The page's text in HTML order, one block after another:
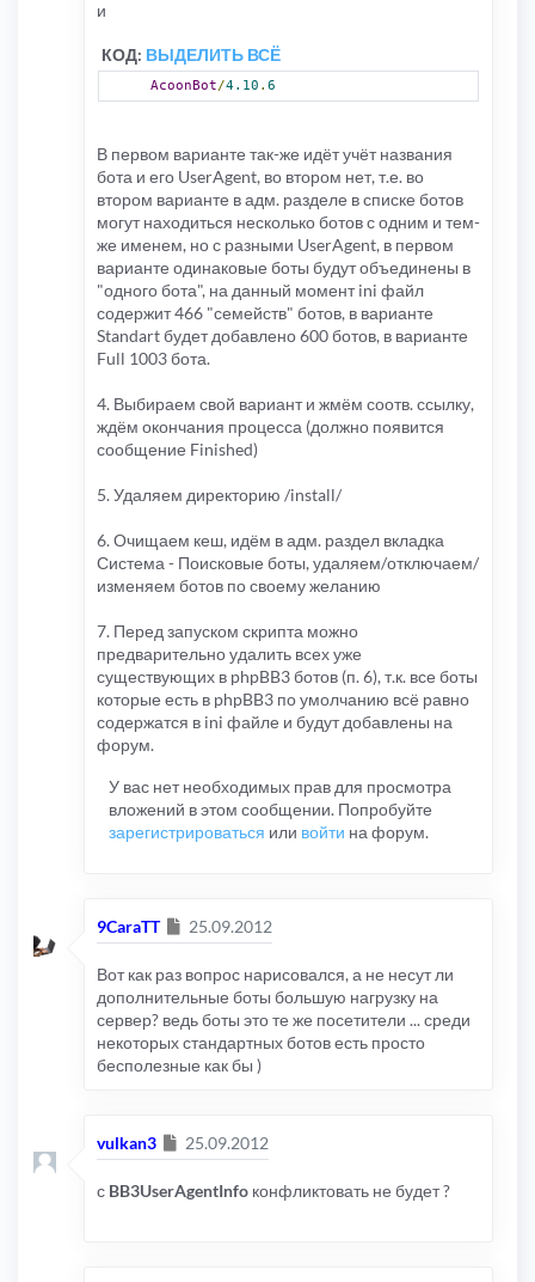
и
КОД: ВЫДЕЛИТЬ ВСЁ
AcoonBot/4.10 . 6
В первом варианте так-же идёт учёт названия
бота и его UserAgent, во втором нет, т.е. во
втором варианте в адм. разделе в списке ботов
могут находиться несколько ботов с одним и тем-
же именем, но с разными UserAgent, в первом
варианте одинаковые боты будут объединены в
"одного бота", на данный момент ini файл
содержит 466 "семейств" ботов, в варианте
Standart будет добавлено 600 ботов, в варианте
Full 1003 бота.
4. Выбираем свой вариант и жмём соотв. ссылку,
ждём окончания процесса (должно появится
сообщение Finished)
5. Удаляем директорию /install/
6. Очищаем кеш, идём в адм. раздел вкладка
Система - Поисковые боты, удаляем/отключаем/
изменяем ботов по своему желанию
7. Перед запуском скрипта можно
предварительно удалить всех уже
существующих в phpBB3 ботов (п. 6), т.к. все боты
которые есть в phpBB3 по умолчанию всё равно
содержатся в ini файле и будут добавлены на
форум.
У вас нет необходимых прав для просмотра
вложений в этом сообщении. Попробуйте
зарегистрироваться или войти на форум.
9CaraTT Сообщение
25.09.2012
Вот как раз вопрос нарисовался, а не несут ли
дополнительные боты большую нагрузку на
сервер? ведь боты это те же посетители ... среди
некоторых стандартных ботов есть просто
бесполезные как бы )
vulkan3 Сообщение
25.09.2012
с BB3UserAgentInfo конфликтовать не будет ?